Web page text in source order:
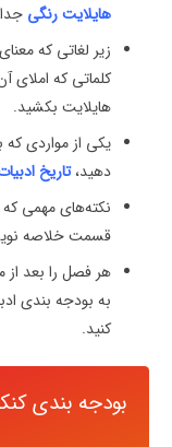
هایلایت رنگی
زیر لغاتی که
کلماتی که املای
هایلایت بکشید.
یکی از مواردی که
دهید،تاریخ
نکته‌های مهمی که
قسمت خلاصه
هر فصل را بعد از
به بودجه بندی
کنید.
بودجه بندی